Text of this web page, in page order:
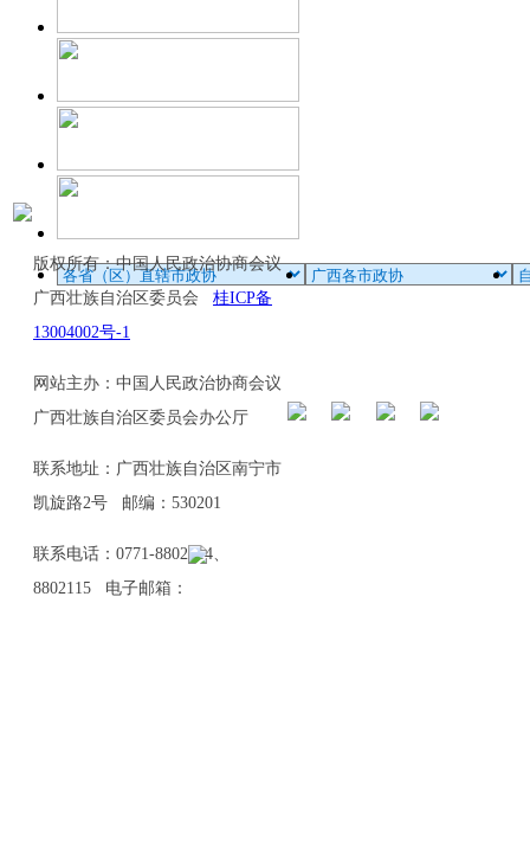
版权所有：中国人民政治协商会议
广西壮族自治区委员会 桂ICP备
13004002号-1
网站主办：中国人民政治协商会议
广西壮族自治区委员会办公厅
联系地址：广西壮族自治区南宁市
凯旋路2号 邮编：530201
联系电话：0771-8802114、
8802115 电子邮箱：